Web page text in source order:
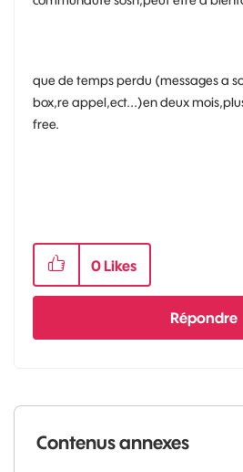
que de temps perdu (messages a
box,re appel,ect...)en deux
free.
0 Likes
Répondre
Contenus annexes